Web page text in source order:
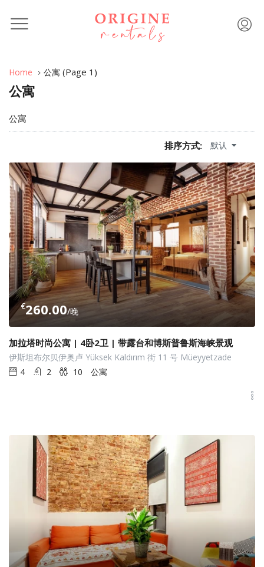
Home 公寓 (Page 1)
公寓
公寓
排序方式: 默认
€260.00/晚
加拉塔时尚公寓 | 4卧2卫 | 带露台和博斯普鲁斯海峡景观
伊斯坦布尔贝伊奥卢 Yüksek Kaldırım 街 11 号 Müeyyetzade
4
2 10 公寓